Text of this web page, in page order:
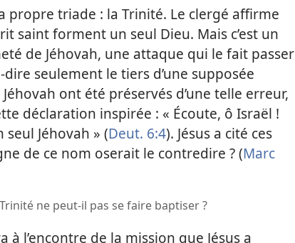
propre triade : la Trinité. Le clergé affirme
saint forment un seul Dieu. Mais c’est un
de Jéhovah, une attaque qui le fait passer
seulement le tiers d’une supposée
ont été préservés d’une telle erreur,
déclaration inspirée : « Écoute, ô Israël !
Jéhovah » (Deut. 6:4). Jésus a cité ces
de ce nom oserait le contredire ? (Marc
ne peut-il pas se faire baptiser ?
à l’encontre de la mission que Jésus a